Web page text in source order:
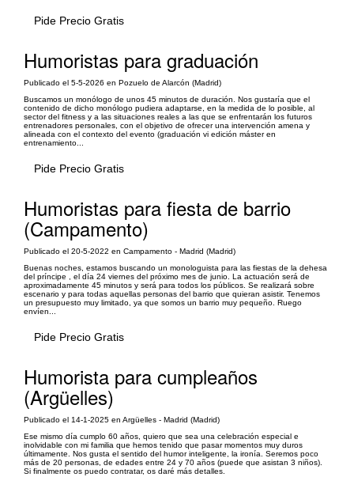
Pide Precio Gratis
Humoristas para graduación
Publicado el 5-5-2026 en Pozuelo de Alarcón (Madrid)
Buscamos un monólogo de unos 45 minutos de duración. Nos gustaría que el
contenido de dicho monólogo pudiera adaptarse, en la medida de lo posible, al
sector del fitness y a las situaciones reales a las que se enfrentarán los futuros
entrenadores personales, con el objetivo de ofrecer una intervención amena y
alineada con el contexto del evento (graduación vi edición máster en
entrenamiento...
Pide Precio Gratis
Humoristas para fiesta de barrio
(Campamento)
Publicado el 20-5-2022 en Campamento - Madrid (Madrid)
Buenas noches, estamos buscando un monologuista para las fiestas de la dehesa
del príncipe , el día 24 viernes del próximo mes de junio. La actuación será de
aproximadamente 45 minutos y será para todos los públicos. Se realizará sobre
escenario y para todas aquellas personas del barrio que quieran asistir. Tenemos
un presupuesto muy limitado, ya que somos un barrio muy pequeño. Ruego
envíen...
Pide Precio Gratis
Humorista para cumpleaños
(Argüelles)
Publicado el 14-1-2025 en Argüelles - Madrid (Madrid)
Ese mismo día cumplo 60 años, quiero que sea una celebración especial e
inolvidable con mi familia que hemos tenido que pasar momentos muy duros
últimamente. Nos gusta el sentido del humor inteligente, la ironía. Seremos poco
más de 20 personas, de edades entre 24 y 70 años (puede que asistan 3 niños).
Si finalmente os puedo contratar, os daré más detalles.